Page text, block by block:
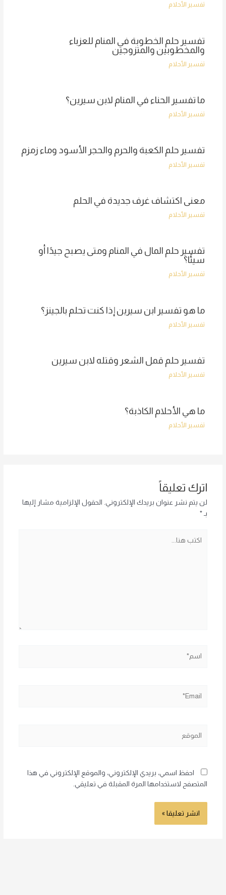
تفسير الأحلام
تفسير حلم الخطوبة في المنام للعزباء
والمخطوبين والمتزوجين
تفسير الأحلام
ما تفسير الحناء في المنام لابن سيرين؟
تفسير الأحلام
تفسير حلم الكعبة والحرم والحجر الأسود وماء زمزم
تفسير الأحلام
معنى اكتشاف غرف جديدة في الحلم
تفسير الأحلام
تفسير حلم المال في المنام ومتى يصبح جيدًا أو
سيئًا؟
تفسير الأحلام
ما هو تفسير ابن سيرين إذا كنت تحلم بالجينز؟
تفسير الأحلام
تفسير حلم قمل الشعر وقتله لابن سيرين
تفسير الأحلام
ما هي الأحلام الكاذبة؟
تفسير الأحلام
اترك تعليقاً
لن يتم نشر عنوان بريدك الإلكتروني. الحقول الإلزامية مشار إليها
بـ *
احفظ اسمي، بريدي الإلكتروني، والموقع الإلكتروني في هذا
المتصفح لاستخدامها المرة المقبلة في تعليقي.